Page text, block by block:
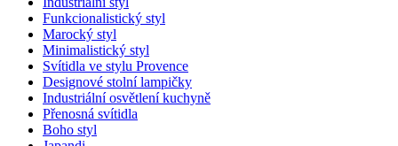
Funkcionalistický styl
Marocký styl
Minimalistický styl
Svítidla ve stylu Provence
Designové stolní lampičky
Industriální osvětlení kuchyně
Přenosná svítidla
Boho styl